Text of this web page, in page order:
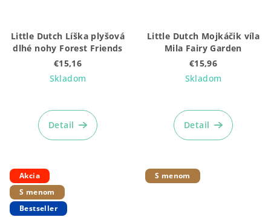
Little Dutch Líška plyšová
dlhé nohy Forest Friends
€15,16
Skladom
Detail
Little Dutch Mojkáčik víla
Mila Fairy Garden
€15,96
Skladom
Detail
Akcia
S menom
Bestseller
S menom